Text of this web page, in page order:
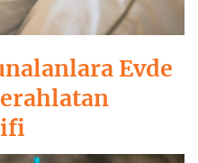
Evde